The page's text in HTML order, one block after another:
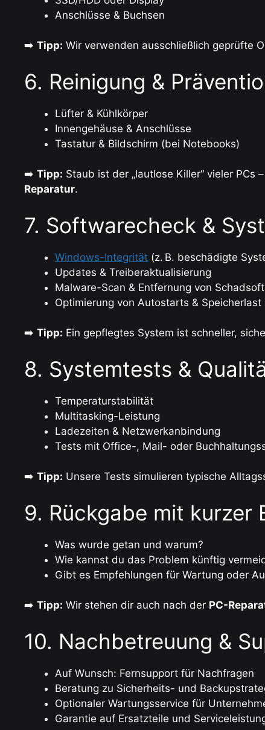
Anschlüsse & Buchsen
➡️ Tipp: Wir verwenden ausschließlich geprüfte
6. Reinigung &
Lüfter & Kühlkörper
Innengehäuse & Anschlüsse
Tastatur & Bildschirm (bei Notebooks)
➡️ Tipp: Staub ist der „lautlose Killer“ vieler
Reparatur.
7. Softwarecheck &
Windows-Integrität (z. B. beschädigte
Updates & Treiberaktualisierung
Malware-Scan & Entfernung von
Optimierung von Autostarts & Speicherlast
➡️ Tipp: Ein gepflegtes System ist schneller,
8. Systemtests &
Temperaturstabilität
Multitasking-Leistung
Ladezeiten & Netzwerkanbindung
Tests mit Office-, Mail- oder
➡️ Tipp: Unsere Tests simulieren typische
9. Rückgabe mit kurzer
Was wurde getan und warum?
Wie kannst du das Problem künftig
Gibt es Empfehlungen für Wartung oder
➡️ Tipp: Wir stehen dir auch nach der PC-
10. Nachbetreuung &
Auf Wunsch: Fernsupport für Nachfragen
Beratung zu Sicherheits- und
Optionaler Wartungsservice für
Garantie auf Ersatzteile und